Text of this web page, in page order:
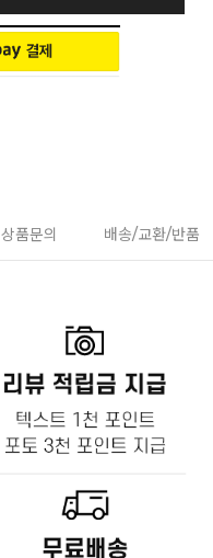
상품문의 배송/교환/반품